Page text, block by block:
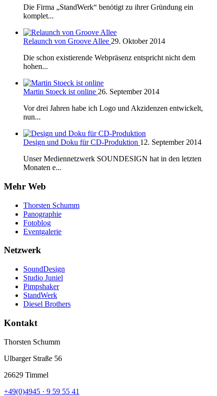
Die Firma „StandWerk“ benötigt zu ihrer Gründung ein
komplet...
Relaunch von Groove Allee 29. Oktober 2014
Die schon existierende Webpräsenz entspricht nicht dem
hohen...
Martin Stoeck ist online 26. September 2014
Vor drei Jahren habe ich Logo und Akzidenzen entwickelt,
nun...
Design und Doku für CD-Produktion 12. September 2014
Unser Mediennetzwerk SOUNDESIGN hat in den letzten
Monaten e...
Mehr Web
Thorsten Schumm
Panographie
Fotoblog
Eventgalerie
Netzwerk
SoundDesign
Studio Juniel
Pimpshaker
StandWerk
Diesel Brothers
Kontakt
Thorsten Schumm
Ulbarger Straße 56
26629 Timmel
+49(0)4945 · 9 59 55 41